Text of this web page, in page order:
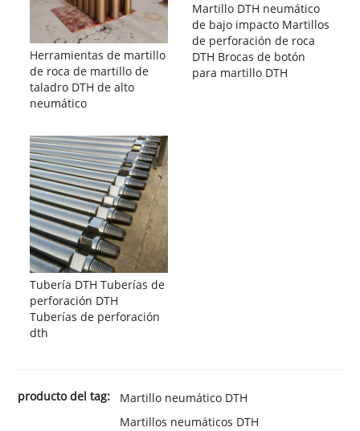
Herramientas de martillo
de roca de martillo de
taladro DTH de alto
neumático
Martillo DTH neumático
de bajo impacto Martillos
de perforación de roca
DTH Brocas de botón
para martillo DTH
Tubería DTH Tuberías de
perforación DTH
Tuberías de perforación
dth
producto del tag:
Martillo neumático DTH
Martillos neumáticos DTH